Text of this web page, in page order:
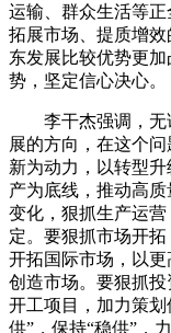
运输、群众生活等正
拓展市场、提质增
东发展比较优势更
势，坚定信心决心。
李干杰强调，无
展的方向，在这个
新为动力，以转型
产为底线，推动高
变化，狠抓生产运
定。要狠抓市场开
开拓国际市场，以更
创造市场。要狠抓
开工项目，加力策
供”，保持“稳供”，